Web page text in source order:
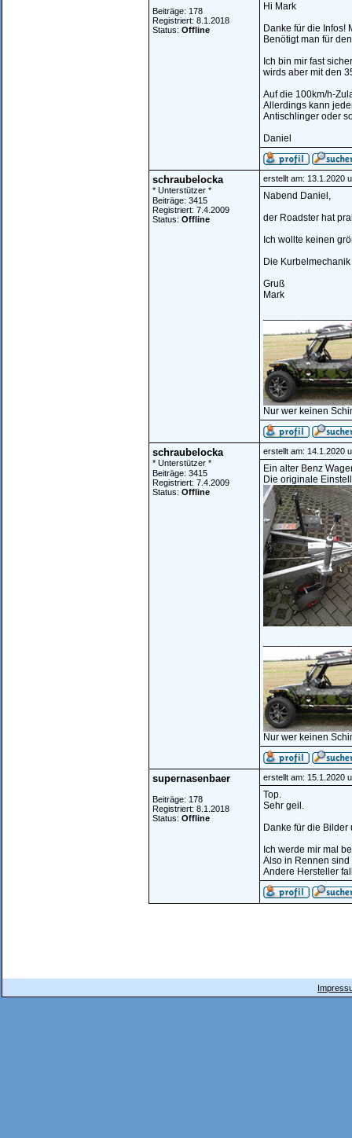
Beiträge: 178
Registriert: 8.1.2018
Status: Offline
Hi Mark
Danke für die Infos!
Benötigt man für
Ich bin mir fast
wirds aber mit den
Auf die 100km/h-
Allerdings kann
Antischlinger oder
Daniel
schraubelocka
* Unterstützer *
Beiträge: 3415
Registriert: 7.4.2009
Status: Offline
erstellt am: 13.1.2020
Nabend Daniel,
der Roadster hat
Ich wollte keinen
Die
Gruß
Mark
Nur wer keinen
schraubelocka
* Unterstützer *
Beiträge: 3415
Registriert: 7.4.2009
Status: Offline
erstellt am: 14.1.2020
Ein alter Benz
Die originale
Nur wer keinen
supernasenbaer
Beiträge: 178
Registriert: 8.1.2018
Status: Offline
erstellt am: 15.1.2020
Top.
Sehr geil.
Danke für die Bilder
Ich werde mir mal
Also in Rennen
Andere Hersteller